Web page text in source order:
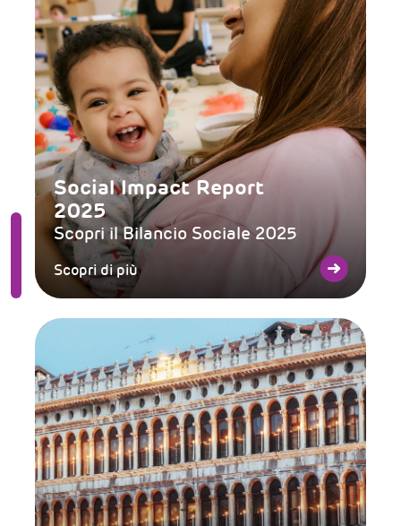
Social Impact Report
2025
Scopri il Bilancio Sociale 2025
Scopri di più